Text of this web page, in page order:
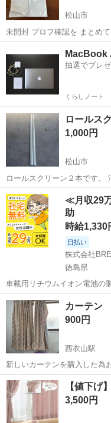
松山市
未開封 プロフ確認を まとめて
カーテ
抽選でプレ
くらしノート
ロールス
1,000円
松山市
ロールスクリーン２本です。 汚れがありま
185cm 中古品でご理解頂
愛媛 松山市 カーテ
≪月収29
助
時給1,330
日払い
株式会社
徳島県
車載用リチウムイオン電池の
躍中！寮費無料★備品付き1R
駐車場完備◎正社員登用制度あり
場のお仕事 ◇車載用リチウ...
徳島 その他
カーテン
900円
西衣山駅
新しいカーテンを購入した為
愛媛 松山市 西衣山駅
【値下げ
3,500円